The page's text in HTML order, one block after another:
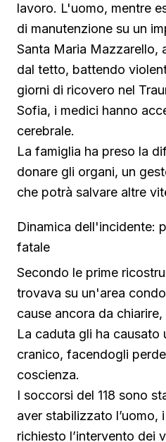
lavoro. L'uomo, mentre
di manutenzione su un
Santa Maria Mazzarello,
dal tetto, battendo
giorni di ricovero nel
Sofia, i medici hanno
cerebrale.
La famiglia ha preso la
donare gli organi, un
che potrà salvare altre
Dinamica dell'incidente:
fatale
Secondo le prime
trovava su un'area
cause ancora da
La caduta gli ha causato
cranico, facendogli
coscienza.
I soccorsi del 118 sono
aver stabilizzato l’uomo,
richiesto l’intervento dei